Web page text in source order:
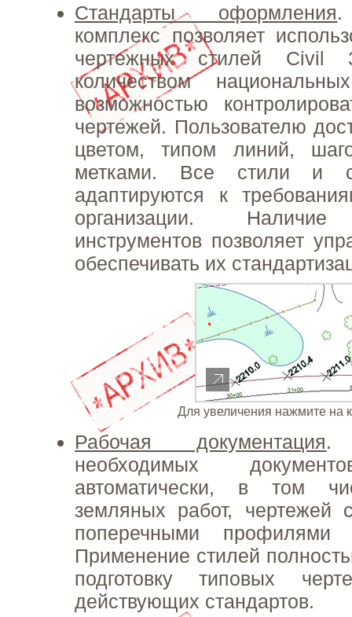
Стандарты оформления.
комплекс позволяет
чертежных стилей
количеством
возможностью
чертежей. Пользователю
цветом, типом линий,
метками. Все стили и
адаптируются к
организации. Наличие
инструментов позволяет
обеспечивать их
Для увеличения нажмите на
Рабочая документация.
необходимых
автоматически, в том
земляных работ, чертежей
поперечными профилями
Применение стилей
подготовку типовых
действующих стандартов.